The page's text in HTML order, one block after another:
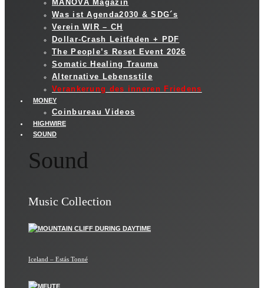
MANOVA Magazin
Was ist Agenda2030 & SDG´s
Verein WIR – CH
Dollar-Crash Leitfaden + PDF
The People’s Reset Event 2026
Somatic Healing Trauma
Alternative Lebensstile
Verankerung des inneren Friedens
MONEY
Coinbureau Videos
HIGHWIRE
SOUND
Sound
Music Collection
Iceland – Estás Tonné